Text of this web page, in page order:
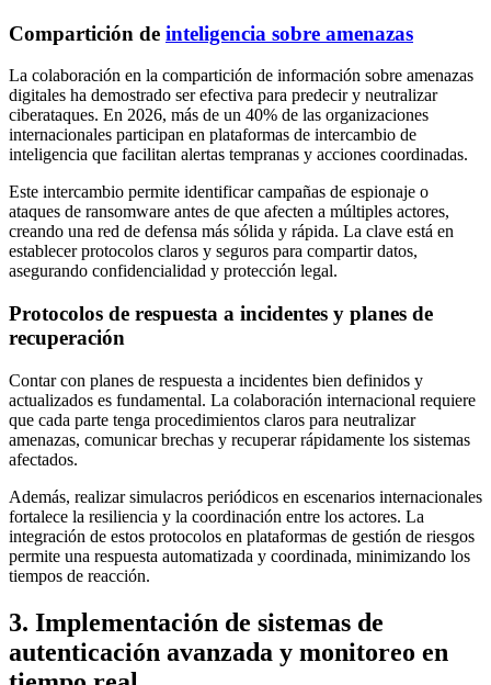
Compartición de inteligencia sobre amenazas
La colaboración en la compartición de información sobre amenazas
digitales ha demostrado ser efectiva para predecir y neutralizar
ciberataques. En 2026, más de un 40% de las organizaciones
internacionales participan en plataformas de intercambio de
inteligencia que facilitan alertas tempranas y acciones coordinadas.
Este intercambio permite identificar campañas de espionaje o
ataques de ransomware antes de que afecten a múltiples actores,
creando una red de defensa más sólida y rápida. La clave está en
establecer protocolos claros y seguros para compartir datos,
asegurando confidencialidad y protección legal.
Protocolos de respuesta a incidentes y planes de
recuperación
Contar con planes de respuesta a incidentes bien definidos y
actualizados es fundamental. La colaboración internacional requiere
que cada parte tenga procedimientos claros para neutralizar
amenazas, comunicar brechas y recuperar rápidamente los sistemas
afectados.
Además, realizar simulacros periódicos en escenarios internacionales
fortalece la resiliencia y la coordinación entre los actores. La
integración de estos protocolos en plataformas de gestión de riesgos
permite una respuesta automatizada y coordinada, minimizando los
tiempos de reacción.
3. Implementación de sistemas de
autenticación avanzada y monitoreo en